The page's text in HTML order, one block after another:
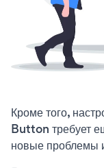
Кроме того,
Button требует
новые проблемы